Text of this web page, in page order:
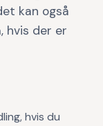
kan også
hvis der er
hvis du